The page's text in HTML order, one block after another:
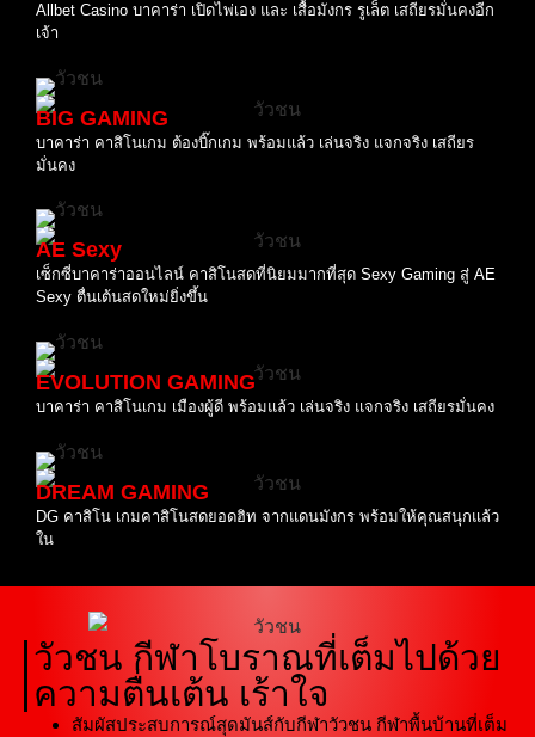
Allbet Casino บาคาร่า เปิดไพ่เอง และ เสื้อมังกร รูเล็ต เสถียรมั่นคงอีก
เจ้า
BIG GAMING
บาคาร่า คาสิโนเกม ต้องบิ๊กเกม พร้อมแล้ว เล่นจริง แจกจริง เสถียร
มั่นคง
AE Sexy
เซ็กซี่บาคาร่าออนไลน์ คาสิโนสดที่นิยมมากที่สุด Sexy Gaming สู่ AE
Sexy ตื่นเต้นสดใหม่ยิ่งขึ้น
EVOLUTION GAMING
บาคาร่า คาสิโนเกม เมืองผู้ดี พร้อมแล้ว เล่นจริง แจกจริง เสถียรมั่นคง
DREAM GAMING
DG คาสิโน เกมคาสิโนสดยอดฮิท จากแดนมังกร พร้อมให้คุณสนุกแล้ว
ใน
วัวชน กีฬาโบราณที่เต็มไปด้วย
ความตื่นเต้น เร้าใจ
สัมผัสประสบการณ์สุดมันส์กับกีฬาวัวชน กีฬาพื้นบ้านที่เต็ม